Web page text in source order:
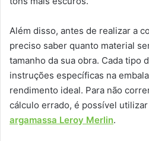
Além disso, antes de realizar a
preciso saber quanto material
tamanho da sua obra. Cada tipo
instruções específicas na
rendimento ideal. Para não
cálculo errado, é possível utilizar
argamassa Leroy Merlin.